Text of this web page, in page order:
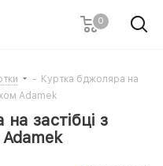
0
- Куртка бджоляра на
Adamek
застібці з